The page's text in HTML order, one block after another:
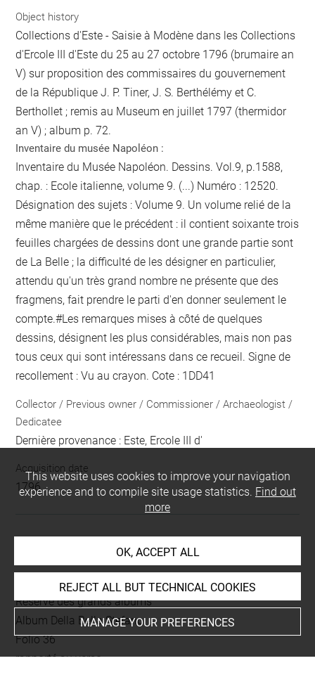
Object history
Collections d'Este - Saisie à Modène dans les Collections
d'Ercole III d'Este du 25 au 27 octobre 1796 (brumaire an
V) sur proposition des commissaires du gouvernement
de la République J. P. Tiner, J. S. Berthélémy et C.
Berthollet ; remis au Museum en juillet 1797 (thermidor
an V) ; album p. 72.
Inventaire du musée Napoléon :
Inventaire du Musée Napoléon. Dessins. Vol.9, p.1588,
chap. : Ecole italienne, volume 9. (...) Numéro : 12520.
Désignation des sujets : Volume 9. Un volume relié de la
même manière que le précédent : il contient soixante trois
feuilles chargées de dessins dont une grande partie sont
de La Belle ; la difficulté de les désigner en particulier,
attendu qu'un très grand nombre ne présente que des
fragmens, fait prendre le parti d'en donner seulement le
compte.#Les remarques mises à côté de quelques
dessins, désignent les plus considérables, mais non pas
tous ceux qui sont intéressans dans ce recueil. Signe de
recollement :Vu au crayon. Cote : 1DD41
Collector / Previous owner / Commissioner / Archaeologist /
Dedicatee
Dernière provenance : Este, Ercole III d'
Acquisition date
1796
Current location
Réserve des grands albums
Album Della Bella Stefano
Folio 36
rapporté au verso
This website uses cookies to improve your navigation
experience and to compile site usage statistics. Find out
more
OK, ACCEPT ALL
REJECT ALL BUT TECHNICAL COOKIES
MANAGE YOUR PREFERENCES